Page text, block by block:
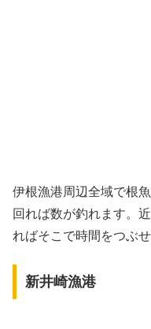
伊根漁港周辺全域で根
回れば数が釣れます。
ればそこで時間をつぶせ
新井崎漁港